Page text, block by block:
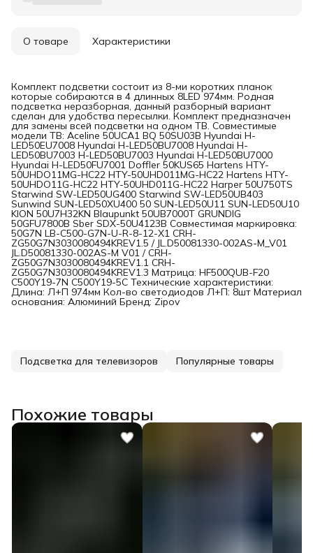
О товаре Характеристики
Комплект подсветки состоит из 8-ми коротких планок
которые собираются в 4 длинных 8LED 974мм. Родная
подсветка неразборная, данный разборный вариант
сделан для удобства пересылки. Комплект предназначен
для замены всей подсветки на одном ТВ. Совместимые
модели ТВ: Aceline 50UCA1 BQ 50SU03B Hyundai H-
LED50EU7008 Hyundai H-LED50BU7008 Hyundai H-
LED50BU7003 H-LED50BU7003 Hyundai H-LED50BU7000
Hyundai H-LED50FU7001 Doffler 50KUS65 Hartens НТY-
50UНDO11МG-HС22 НТY-50UНD011МG-HС22 Hartens HTY-
50UHDO11G-HC22 HTY-50UHD011G-HC22 Harper 50U750TS
Starwind SW-LED50UG400 Starwind SW-LED50UB403
Sunwind SUN-LED50XU400 50 SUN-LED50U11 SUN-LED50U10
KION 50U7H32KN Blaupunkt 50UB7000T GRUNDIG
50GFU7800B Sber SDX-50U4123B Совместимая маркировка:
50G7N LB-C500-G7N-U-R-8-12-X1 CRH-
ZG50G7N3030080494KREV1.5 / JL.D50081330-002AS-M_V01
JL.D50081330-002AS-M V01 / CRH-
ZG50G7N3030080494KREV1.1 CRH-
ZG50G7N3030080494KREV1.3 Матрица: HF500QUВ-F20
C500Y19-7N C500Y19-5C Технические характеристики:
Длина: Л+П 974мм Кол-во светодиодов Л+П: 8шт Материал
основания: Алюминий Бренд: Zipov
Подсветка для телевизоров Популярные товары
Похожие товары